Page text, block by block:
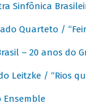
Sinfônica
Quarteto /
– 20 anos do
Leitzke / “Rios
Ensemble